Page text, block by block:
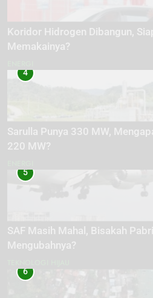
Koridor Hidrogen Dibangun,
Memakainya?
4
Sarulla Punya 330 MW,
220 MW?
5
SAF Masih Mahal, Bisakah
Mengubahnya?
6